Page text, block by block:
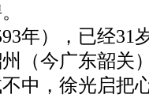
），已经31
（今广东韶关
中，徐光启把